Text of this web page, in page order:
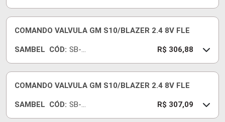
COMANDO VALVULA GM S10/BLAZER 2.4 8V FLE
SAMBEL CÓD: SB-
R$ 306,88
COMANDO VALVULA GM S10/BLAZER 2.4 8V FLE
SAMBEL CÓD: SB-
R$ 307,09